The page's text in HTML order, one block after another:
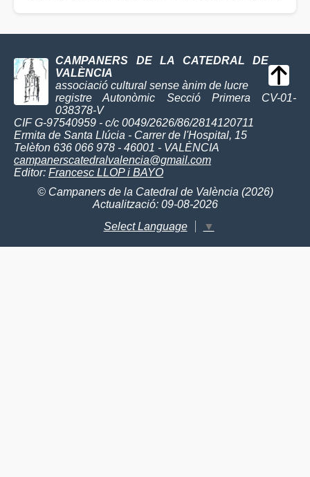
CAMPANERS DE LA CATEDRAL DE
VALÈNCIA
associació cultural sense ànim de lucre
registre Autonòmic Secció Primera CV-01-
038378-V
CIF G-97540959 - c/c 0049/2626/86/2814120711
Ermita de Santa Llúcia - Carrer de l'Hospital, 15
Telèfon 636 066 978 - 46001 - VALÈNCIA
campanerscatedralvalencia@gmail.com
Editor: Francesc LLOP i BAYO
© Campaners de la Catedral de València (2026)
Actualització: 09-08-2026
Select Language
▼